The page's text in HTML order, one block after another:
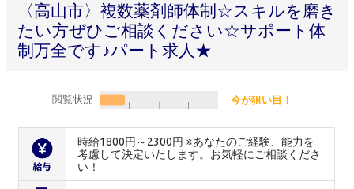
〈高山市〉複数薬剤師体制☆スキルを磨き
たい方ぜひご相談ください☆サポート体
制万全です♪パート求人★
閲覧状況 今が狙い目！
時給1800円～2300円 ※あなたのご経験、能力を
考慮して決定いたします。お気軽にご相談くださ
い！